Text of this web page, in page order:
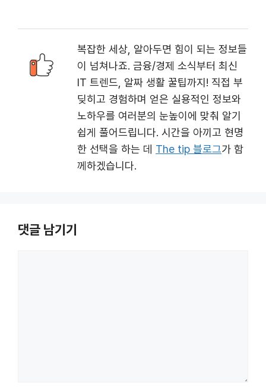
복잡한 세상, 알아두면 힘이 되는 정보들
이 넘쳐나죠. 금융/경제 소식부터 최신
IT 트렌드, 알짜 생활 꿀팁까지! 직접 부
딪히고 경험하며 얻은 실용적인 정보와
노하우를 여러분의 눈높이에 맞춰 알기
쉽게 풀어드립니다. 시간을 아끼고 현명
한 선택을 하는 데 The tip 블로그가 함
께하겠습니다.
댓글 남기기